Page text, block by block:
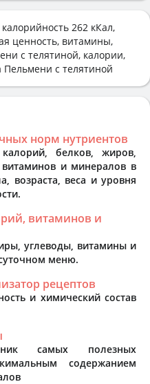
калорийность 262 кКал,
ценность, витамины,
с телятиной, калории,
Пельмени с телятиной
норм нутриентов
белков, жиров,
и минералов в
возраста, веса и уровня
витаминов и
углеводы, витамины и
меню.
рецептов
и химический состав
самых полезных
содержанием